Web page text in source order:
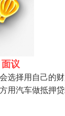
面议
选择用自己的
用汽车做抵押